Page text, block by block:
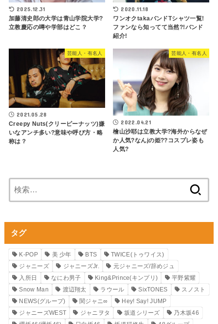
2025.12.31
加藤清史郎の大学は青山学院大学?
立教慶応の噂や学部はどこ？
2020.11.18
ワンオクtakaバンドTシャツ一覧!
ファンなら知ってて当然?!バンド
紹介!
芸能人・有名人
2021.05.28
Creepy Nuts(クリーピーナッツ)嫌
いなアンチ多い?意味や呼び方・略
称は？
芸能人・有名人
2022.04.21
檜山沙耶は立教大学?海外からなぜ
か人気?なんjの姫??コスプレ姿も
人気?
索:
タグ
K-POP 美 少年 BTS
TWICE(トゥワイス)
ジャニーズ
ジャニーズJr.
元ジャニーズ/辞めジュ
入所日
なにわ男子 King&Prince(キンプリ)
平野紫耀
Snow Man
渡辺翔太 ラウール SixTONES
スノスト
NEWS(グループ)
関ジャニ∞
Hey! Say! JUMP
ジャニーズWEST
ジャニヲタ 坂道シリーズ
乃木坂46